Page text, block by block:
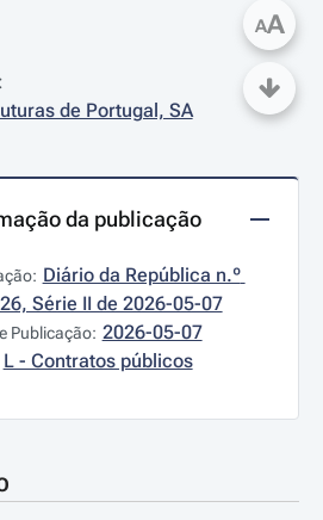
de Portugal, SA
da publicação
Diário da República n.º
Série II de 2026-05-07
Publicação: 2026-05-07
L - Contratos públicos
AA